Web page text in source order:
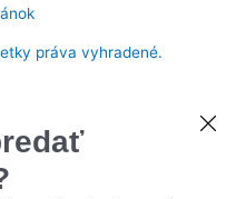
práva vyhradené.